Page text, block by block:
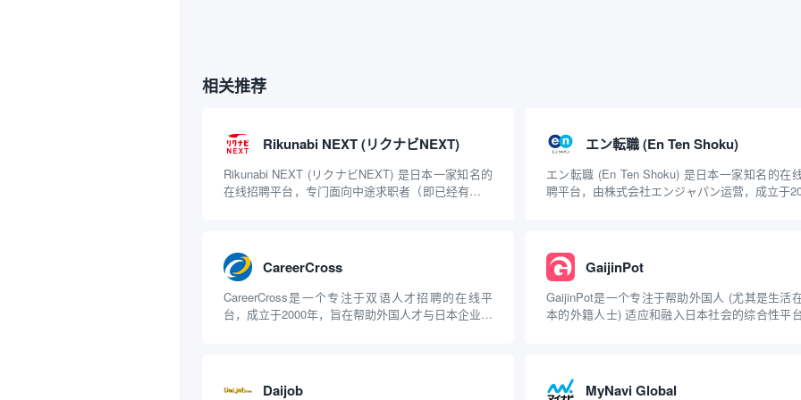
相关推荐
Rikunabi NEXT (リクナビNEXT)
Rikunabi NEXT (リクナビNEXT) 是日本一家知名的
在线招聘平台，专门面向中途求职者（即已经有工作
エン転職 (En Ten Shoku)
エン転職 (En Ten Shoku) 是日本一家知名的在
聘平台，由株式会社エンジャパン运营，成立于
CareerCross
CareerCross是一个专注于双语人才招聘的在线平
台，成立于2000年，旨在帮助外国人才与日本企业之
GaijinPot
GaijinPot是一个专注于帮助外国人 (尤其是生活
本的外籍人士) 适应和融入日本社会的综合性平
Daijob MyNavi Global